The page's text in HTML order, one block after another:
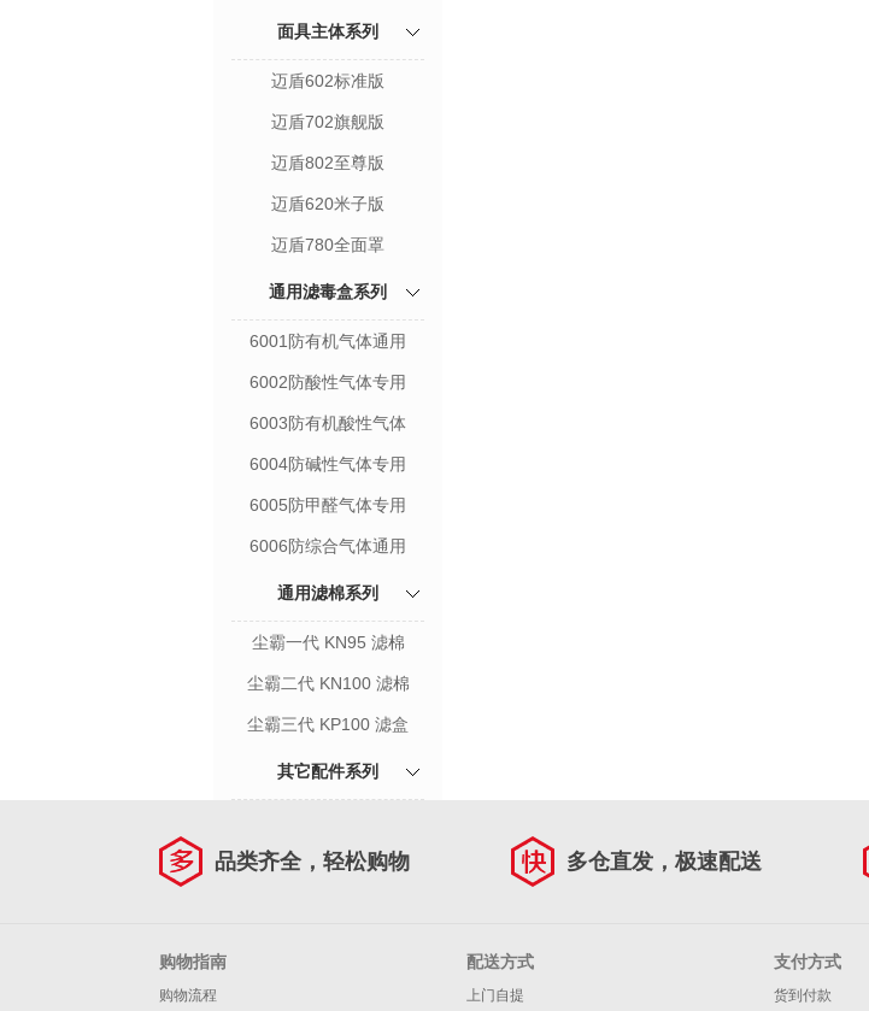
面具主体系列
迈盾602标准版
迈盾702旗舰版
迈盾802至尊版
迈盾620米子版
迈盾780全面罩
通用滤毒盒系列
6001防有机气体通用
6002防酸性气体专用
6003防有机酸性气体
6004防碱性气体专用
6005防甲醛气体专用
6006防综合气体通用
通用滤棉系列
尘霸一代 KN95 滤棉
尘霸二代 KN100 滤棉
尘霸三代 KP100 滤盒
其它配件系列
品类齐全，轻松购物 多仓直发，极速配送
购物指南
购物流程
配送方式
上门自提
支付方式
货到付款